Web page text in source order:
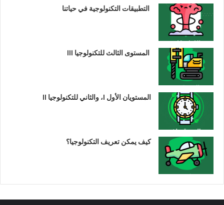
التطبيقات التكنولوجية في حياتنا
المستوى الثالث للتكنولوجيا III
المستويان الأول I، والثاني للتكنولوجيا II
كيف يمكن تعريف التكنولوجيا؟